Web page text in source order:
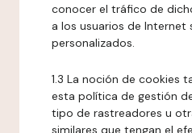
conocer el tráfico de
a los usuarios de Internet
personalizados.
1.3 La noción de cookies
esta política de gestión
tipo de rastreadores u
similares que tengan el